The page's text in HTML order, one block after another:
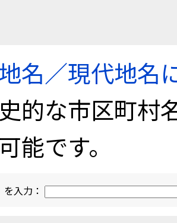
名／現代地名
的な市区町村
能です。
入力：